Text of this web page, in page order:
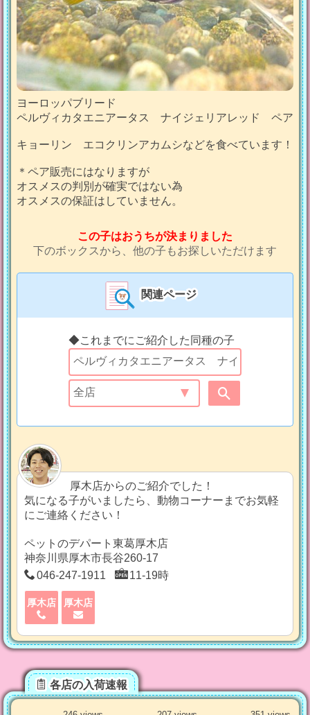
ヨーロッパブリード
ペルヴィカタエニアータス ナイジェリアレッド ペア
キョーリン エコクリンアカムシなどを食べています！
＊ペア販売にはなりますが
オスメスの判別が確実ではない為
オスメスの保証はしていません。
この子はおうちが決まりました
下のボックスから、他の子もお探しいただけます
関連ページ
◆これまでにご紹介した同種の子
厚木店からのご紹介でした！
気になる子がいましたら、動物コーナーまでお気軽
にご連絡ください！
ペットのデパート東葛厚木店
神奈川県厚木市長谷260-17
046-247-1911
11-19時
厚木店 厚木店
各店の入荷速報